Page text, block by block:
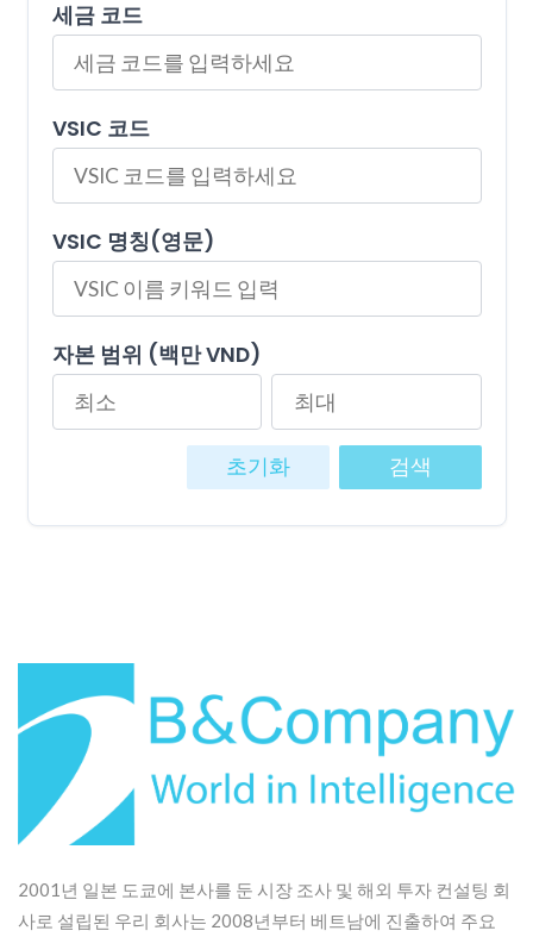
세금 코드
VSIC 코드
VSIC 명칭(영문)
자본 범위 (백만 VND)
초기화 검색
2001년 일본 도쿄에 본사를 둔 시장 조사 및 해외 투자 컨설팅 회
사로 설립된 우리 회사는 2008년부터 베트남에 진출하여 주요